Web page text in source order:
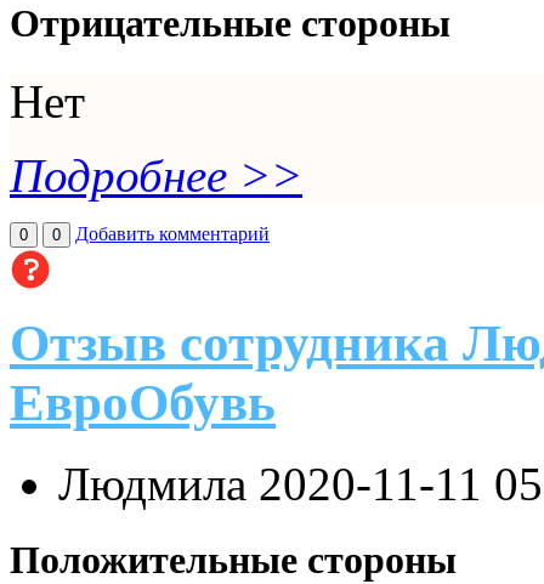
Отрицательные стороны
Нет
Подробнее >>
0 0 Добавить комментарий
Отзыв сотрудника
ЕвроОбувь
Людмила 2020-11-11
Положительные стороны